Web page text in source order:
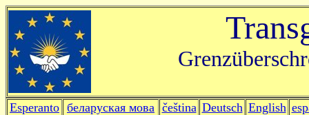
Esperanto беларуская мова čeština Deutsch English